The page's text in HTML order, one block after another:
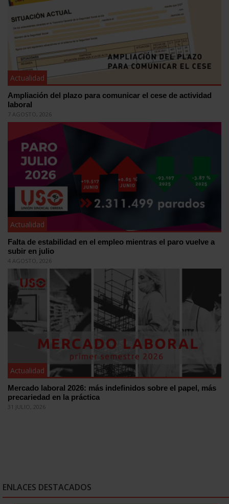
Actualidad
Ampliación del plazo para comunicar el cese de actividad
laboral
7 AGOSTO, 2026
Actualidad
Falta de estabilidad en el empleo mientras el paro vuelve a
subir en julio
4 AGOSTO, 2026
Actualidad
Mercado laboral 2026: más indefinidos sobre el papel, más
precariedad en la práctica
31 JULIO, 2026
ENLACES DESTACADOS